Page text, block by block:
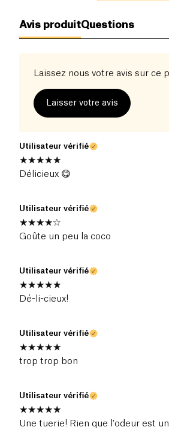
Avis produitQuestions
Laissez nous votre avis sur ce
Laisser votre avis
Utilisateur vérifié
Délicieux 😋
Utilisateur vérifié
Goûte un peu la coco
Utilisateur vérifié
Dé-li-cieux!
Utilisateur vérifié
trop trop bon
Utilisateur vérifié
Une tuerie! Rien que l'odeur est